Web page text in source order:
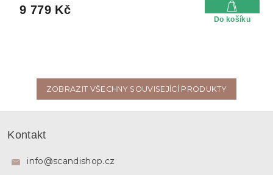
9 779 Kč
Do košíku
ZOBRAZIT VŠECHNY SOUVISEJÍCÍ PRODUKTY
Kontakt
info@scandishop.cz